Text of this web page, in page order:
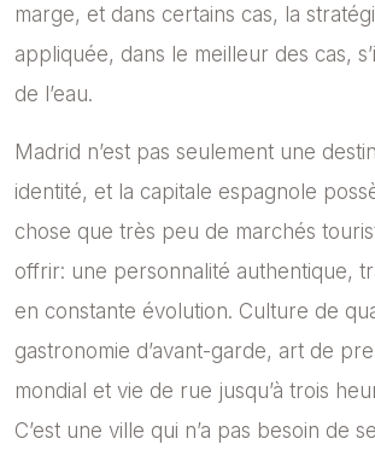
marge, et dans certains cas, la
appliquée, dans le meilleur des cas,
de l’eau.
Madrid n’est pas seulement une
identité, et la capitale espagnole
chose que très peu de marchés
offrir: une personnalité authentique,
en constante évolution. Culture de
gastronomie d’avant-garde, art de
mondial et vie de rue jusqu’à trois
C’est une ville qui n’a pas besoin de